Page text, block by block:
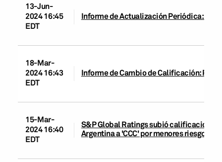
13-Jun-
2024 16:45
EDT
Informe de Actualización Periódica:
18-Mar-
2024 16:43
EDT
Informe de Cambio de Calificación:
15-Mar-
2024 16:40
EDT
S&P Global Ratings subió calificaciones
Argentina a 'CCC' por menores riesgos